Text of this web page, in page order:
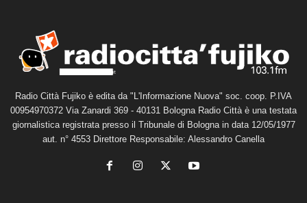
Radio Città Fujiko è edita da "L'Informazione Nuova" soc. coop. P.IVA
00954970372 Via Zanardi 369 - 40131 Bologna Radio Città è una testata
giornalistica registrata presso il Tribunale di Bologna in data 12/05/1977
aut. n° 4553 Direttore Responsabile: Alessandro Canella